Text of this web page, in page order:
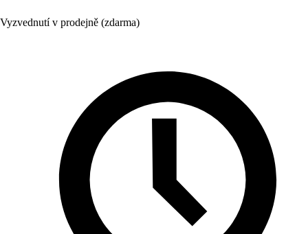
Vyzvednutí v prodejně (zdarma)